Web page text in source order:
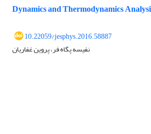
Dynamics and Thermodynamics
10.22059/jesphys.2016.58887
نفیسه پگاه فر، پروین غفاریان